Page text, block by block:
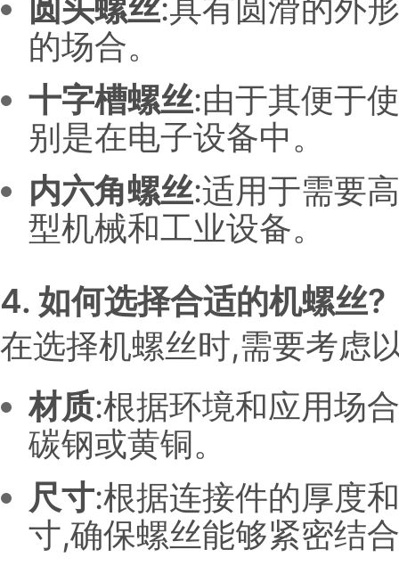
圆头螺丝:具有圆滑的外
的场合。
十字槽螺丝:由于其便于
别是在电子设备中。
内六角螺丝:适用于需要
型机械和工业设备。
4. 如何选择合适的机螺丝?
在选择机螺丝时,需要考虑
材质:根据环境和应用场
碳钢或黄铜。
尺寸:根据连接件的厚度
寸,确保螺丝能够紧密结